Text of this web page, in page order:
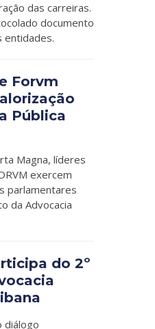
das carreiras.
documento
entidades.
Forvm
Pública
Magna, líderes
exercem
parlamentares
da Advocacia
do 2º
diálogo